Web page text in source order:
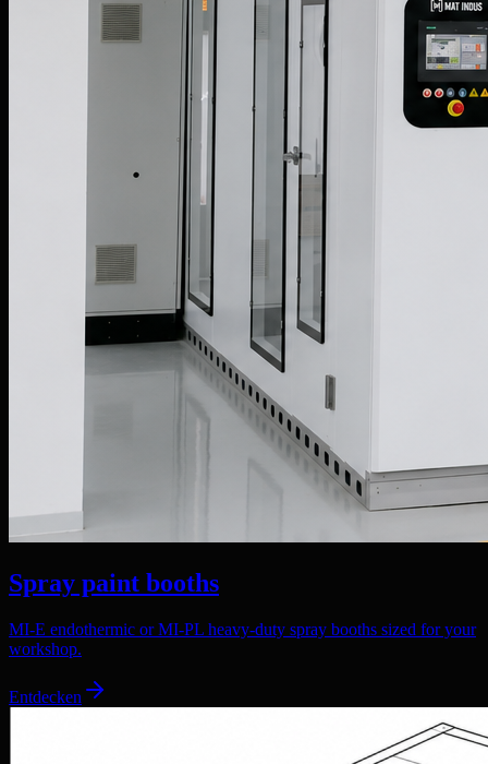
Spray paint booths
MI-E endothermic or MI-PL heavy-duty spray booths sized for your
workshop.
Entdecken